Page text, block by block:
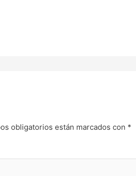
obligatorios están marcados con *